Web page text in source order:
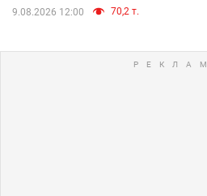
9.08.2026 12:00 70,2 т.